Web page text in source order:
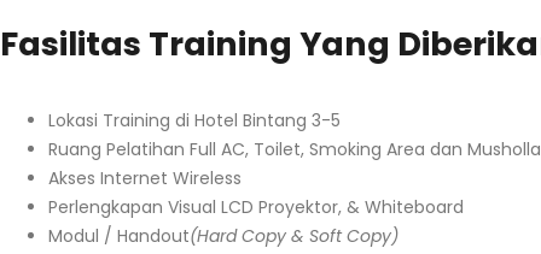
Fasilitas Training Yang
Lokasi Training di Hotel Bintang 3-5
Ruang Pelatihan Full AC, Toilet, Smoking Area dan Musholla
Akses Internet Wireless
Perlengkapan Visual LCD Proyektor, & Whiteboard
Modul / Handout(Hard Copy & Soft Copy)